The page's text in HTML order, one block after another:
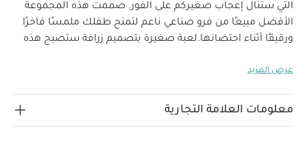
التي ستنال إعجاب صغيركم على الفور. صممت هذه المجموعة
الأفضل مبيعًا من فرو صناعي ناعم لتمنح طفلك ملمسًا فاخرًا
ورقيقًا أثناء احتضانها.
لعبة صغيرة بتصميم زرافة ستصبح هذه
مصنوعة من فرو صناعي ناعم لتمنح صغيرك شعورًا لطيفًا عند
تشتري هذا المنتج:
عرض المزيد
معلومات العلامة التجارية